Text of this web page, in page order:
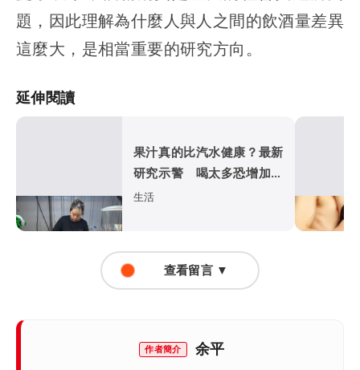
題，因此理解為什麼人與人之間的飲酒量差異
這麼大，是相當重要的研究方向。
延伸閱讀
果汁真的比汽水健康？最新
研究示警 喝太多恐增加高
血壓風險
生活
查看留言 ▼
作者簡介 余平